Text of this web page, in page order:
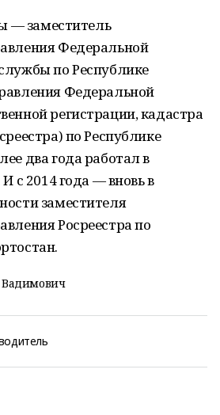
— заместитель
Федеральной
по Республике
Федеральной
регистрации, кадастра
по Республике
два года работал в
с 2014 года — вновь в
заместителя
Росреестра по